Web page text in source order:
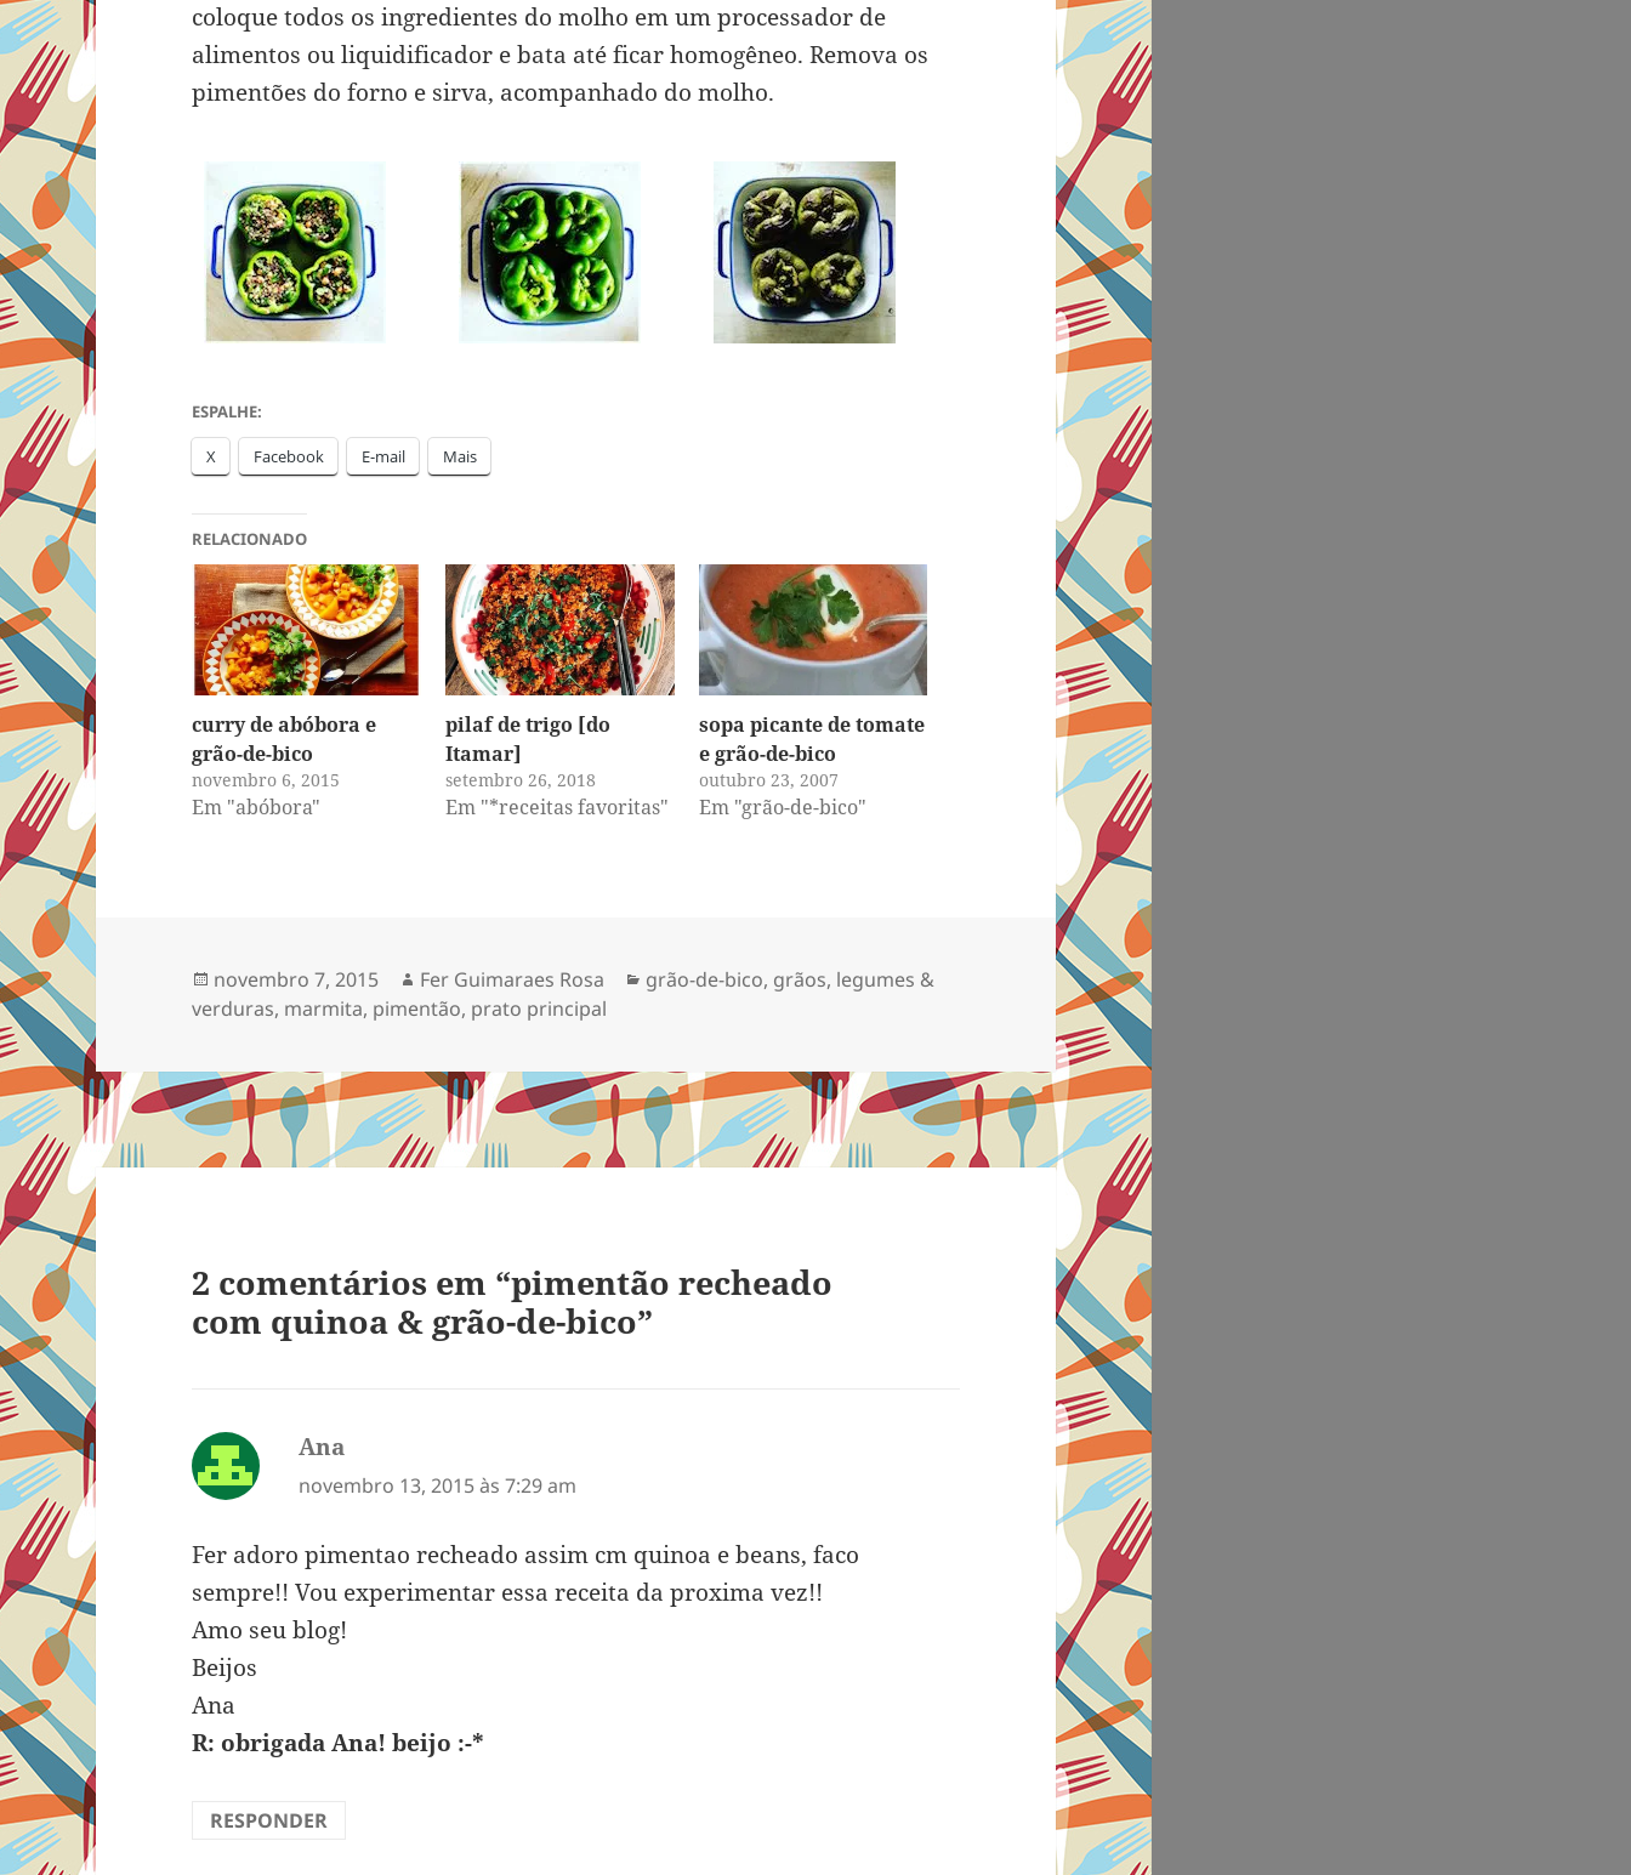
coloque todos os ingredientes do molho em um processador de
alimentos ou liquidificador e bata até ficar homogêneo. Remova os
pimentões do forno e sirva, acompanhado do molho.
ESPALHE:
X Facebook E-mail Mais
RELACIONADO
curry de abóbora e
grão-de-bico
novembro 6, 2015
Em "abóbora"
pilaf de trigo [do
Itamar]
setembro 26, 2018
Em "*receitas favoritas"
sopa picante de tomate
e grão-de-bico
outubro 23, 2007
Em "grão-de-bico"
Publicado
em
novembro 7, 2015 Autor
Fer Guimaraes Rosa Categorias
grão-de-bico, grãos, legumes &
verduras, marmita, pimentão, prato principal
2 comentários em “pimentão recheado
com quinoa & grão-de-bico”
Ana
novembro 13, 2015 às 7:29 am
Fer adoro pimentao recheado assim cm quinoa e beans, faco
sempre!! Vou experimentar essa receita da proxima vez!!
Amo seu blog!
Beijos
Ana
R: obrigada Ana! beijo :-*
RESPONDER